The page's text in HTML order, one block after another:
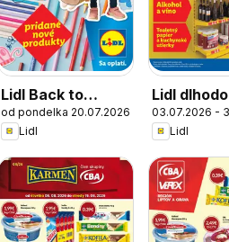
Lidl Back to
school
od pondelka 20.07.2026
Lidl
Lidl
zlacnené
03.07.2026 -
Lidl